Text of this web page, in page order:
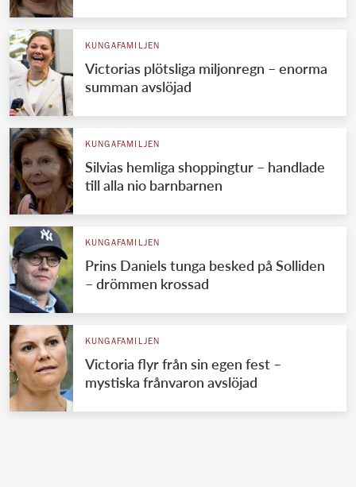
KUNGAFAMILJEN
Victorias plötsliga miljonregn – enorma
summan avslöjad
KUNGAFAMILJEN
Silvias hemliga shoppingtur – handlade
till alla nio barnbarnen
KUNGAFAMILJEN
Prins Daniels tunga besked på Solliden
– drömmen krossad
KUNGAFAMILJEN
Victoria flyr från sin egen fest –
mystiska frånvaron avslöjad